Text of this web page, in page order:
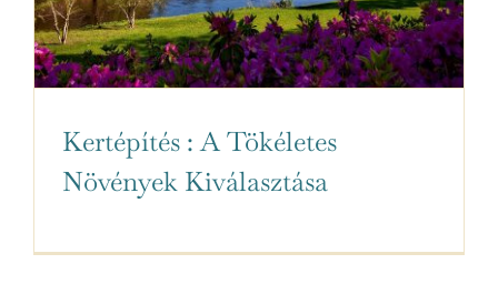
Kertépítés : A Tökéletes
Növények Kiválasztása